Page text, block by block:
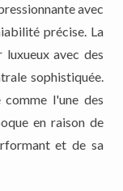
avec
précise. La
avec des
sophistiquée.
l'une des
en raison de
et de sa